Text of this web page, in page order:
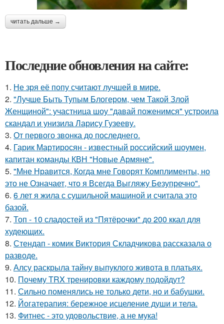
читать дальше →
Последние обновления на сайте:
1. Не зря её попу считают лучшей в мире.
2. "Лучше Быть Тупым Блогером, чем Такой Злой
Женщиной": участница шоу "давай поженимся" устроила
скандал и унизила Ларису Гузееву.
3. От первого звонка до последнего.
4. Гарик Мартиросян - известный российский шоумен,
капитан команды КВН "Новые Армяне".
5. "Мне Нравится, Когда мне Говорят Комплименты, но
это не Означает, что я Всегда Выгляжу Безупречно".
6. 6 лет я жила с сушильной машиной и считала это
базой.
7. Топ - 10 сладостей из "Пятёрочки" до 200 ккал для
худеющих.
8. Стендап - комик Виктория Складчикова рассказала о
разводе.
9. Алсу раскрыла тайну выпуклого живота в платьях.
10. Почему TRX тренировки каждому подойдут?
11. Сильно поменялись не только дети, но и бабушки.
12. Йогатерапия: бережное исцеление души и тела.
13. Фитнес - это удовольствие, а не мука!